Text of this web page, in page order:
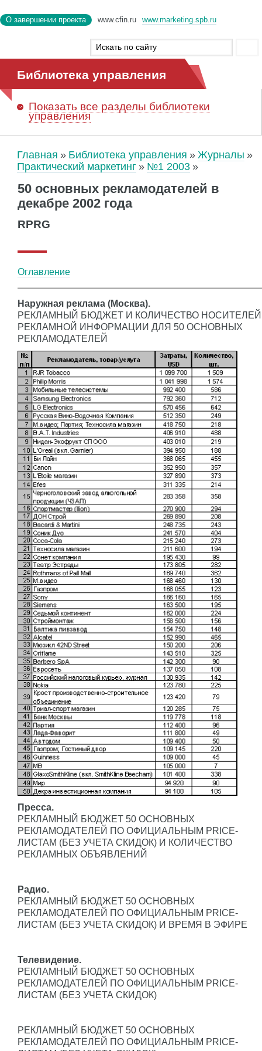
О завершении проекта www.cfin.ru www.marketing.spb.ru
Библиотека управления
Показать все разделы библиотеки
управления
Главная Библиотека управления
Журналы
Практический маркетинг
№1 2003
50 основных рекламодателей в
декабре 2002 года
RPRG
Оглавление
Наружная реклама (Москва).
РЕКЛАМНЫЙ БЮДЖЕТ И КОЛИЧЕСТВО НОСИТЕЛЕЙ
РЕКЛАМНОЙ ИНФОРМАЦИИ ДЛЯ 50 ОСНОВНЫХ
РЕКЛАМОДАТЕЛЕЙ
Пресса.
РЕКЛАМНЫЙ БЮДЖЕТ 50 ОСНОВНЫХ
РЕКЛАМОДАТЕЛЕЙ ПО ОФИЦИАЛЬНЫМ PRICE-
ЛИСТАМ (БЕЗ УЧЕТА СКИДОК) И КОЛИЧЕСТВО
РЕКЛАМНЫХ ОБЪЯВЛЕНИЙ
Радио.
РЕКЛАМНЫЙ БЮДЖЕТ 50 ОСНОВНЫХ
РЕКЛАМОДАТЕЛЕЙ ПО ОФИЦИАЛЬНЫМ PRICE-
ЛИСТАМ (БЕЗ УЧЕТА СКИДОК) И ВРЕМЯ В ЭФИРЕ
Телевидение.
РЕКЛАМНЫЙ БЮДЖЕТ 50 ОСНОВНЫХ
РЕКЛАМОДАТЕЛЕЙ ПО ОФИЦИАЛЬНЫМ PRICE-
ЛИСТАМ (БЕЗ УЧЕТА СКИДОК)
РЕКЛАМНЫЙ БЮДЖЕТ 50 ОСНОВНЫХ
РЕКЛАМОДАТЕЛЕЙ ПО ОФИЦИАЛЬНЫМ PRICE-